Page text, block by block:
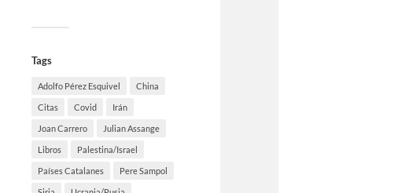
Tags
Adolfo Pérez Esquivel China
Citas Covid Irán
Joan Carrero Julian Assange
Libros Palestina/Israel
Países Catalanes Pere Sampol